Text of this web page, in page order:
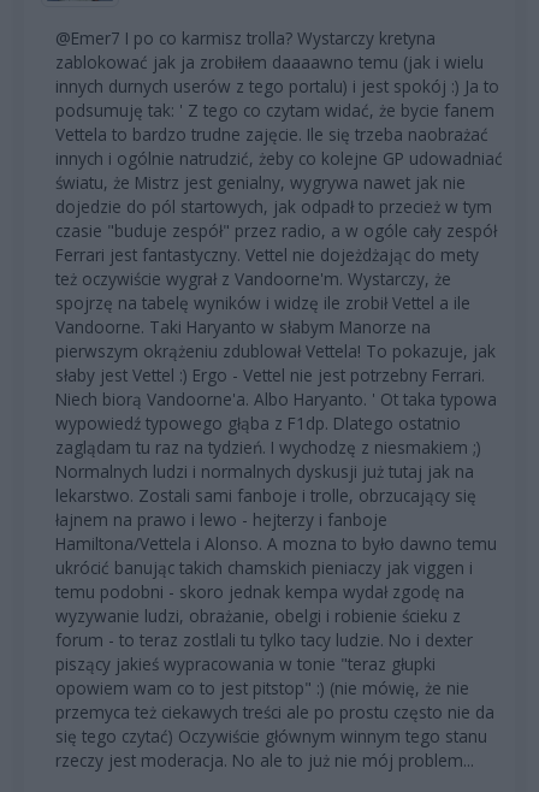
@Emer7 I po co karmisz trolla? Wystarczy kretyna
zablokować jak ja zrobiłem daaaawno temu (jak i wielu
innych durnych userów z tego portalu) i jest spokój :) Ja to
podsumuję tak: ' Z tego co czytam widać, że bycie fanem
Vettela to bardzo trudne zajęcie. Ile się trzeba naobrażać
innych i ogólnie natrudzić, żeby co kolejne GP udowadniać
światu, że Mistrz jest genialny, wygrywa nawet jak nie
dojedzie do pól startowych, jak odpadł to przecież w tym
czasie "buduje zespół" przez radio, a w ogóle cały zespół
Ferrari jest fantastyczny. Vettel nie dojeżdżając do mety
też oczywiście wygrał z Vandoorne'm. Wystarczy, że
spojrzę na tabelę wyników i widzę ile zrobił Vettel a ile
Vandoorne. Taki Haryanto w słabym Manorze na
pierwszym okrążeniu zdublował Vettela! To pokazuje, jak
słaby jest Vettel :) Ergo - Vettel nie jest potrzebny Ferrari.
Niech biorą Vandoorne'a. Albo Haryanto. ' Ot taka typowa
wypowiedź typowego głąba z F1dp. Dlatego ostatnio
zaglądam tu raz na tydzień. I wychodzę z niesmakiem ;)
Normalnych ludzi i normalnych dyskusji już tutaj jak na
lekarstwo. Zostali sami fanboje i trolle, obrzucający się
łajnem na prawo i lewo - hejterzy i fanboje
Hamiltona/Vettela i Alonso. A mozna to było dawno temu
ukrócić banując takich chamskich pieniaczy jak viggen i
temu podobni - skoro jednak kempa wydał zgodę na
wyzywanie ludzi, obrażanie, obelgi i robienie ścieku z
forum - to teraz zostlali tu tylko tacy ludzie. No i dexter
piszący jakieś wypracowania w tonie "teraz głupki
opowiem wam co to jest pitstop" :) (nie mówię, że nie
przemyca też ciekawych treści ale po prostu często nie da
się tego czytać) Oczywiście głównym winnym tego stanu
rzeczy jest moderacja. No ale to już nie mój problem...